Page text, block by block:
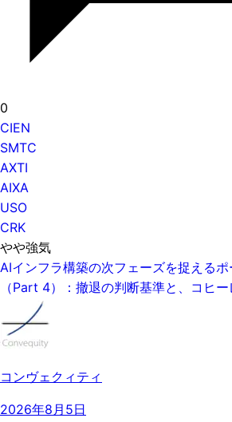
0
CIEN
SMTC
AXTI
AIXA
USO
CRK
やや強気
AIインフラ構築の次フェーズを捉える
（Part 4）：撤退の判断基準と、コヒ
コンヴェクィティ
2026年8月5日